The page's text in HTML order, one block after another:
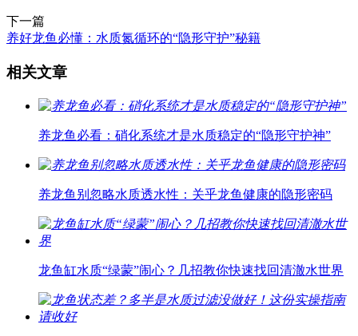
下一篇
养好龙鱼必懂：水质氮循环的“隐形守护”秘籍
相关文章
养龙鱼必看：硝化系统才是水质稳定的“隐形守护神”
养龙鱼别忽略水质透水性：关乎龙鱼健康的隐形密码
龙鱼缸水质“绿蒙”闹心？几招教你快速找回清澈水世界